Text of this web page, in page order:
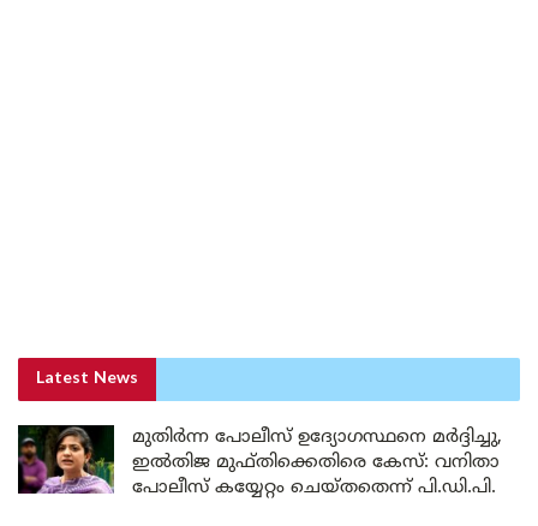
Latest News
മുതിർന്ന പോലീസ് ഉദ്യോഗസ്ഥനെ മർദ്ദിച്ചു,
ഇൽതിജ മുഫ്തിക്കെതിരെ കേസ്: വനിതാ
പോലീസ് കയ്യേറ്റം ചെയ്തതെന്ന് പി.ഡി.പി.